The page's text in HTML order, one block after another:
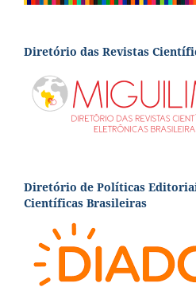
Diretório das Revistas
Diretório de Políticas
Científicas Brasileiras